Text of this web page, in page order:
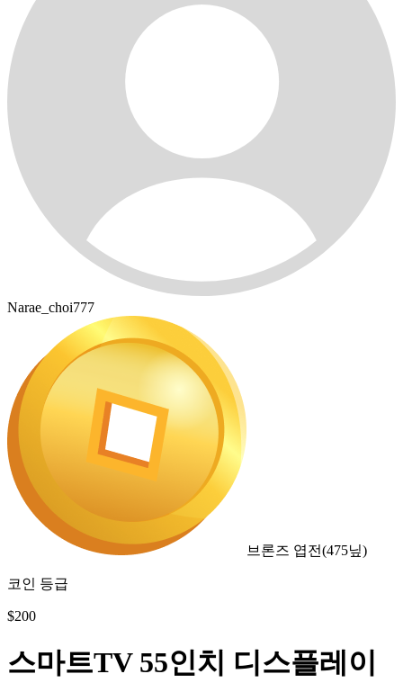
Narae_choi777
브론즈 엽전(475닢)
코인 등급
$200
스마트TV 55인치 디스플레이